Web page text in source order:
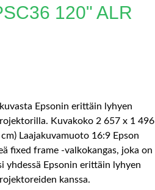
120" ALR
Epsonin erittäin lyhyen
Kuvakoko 2 657 x 1 496
Laajakuvamuoto 16:9 Epson
fixed frame -valkokangas, joka on
yhdessä Epsonin erittäin lyhyen
kanssa.